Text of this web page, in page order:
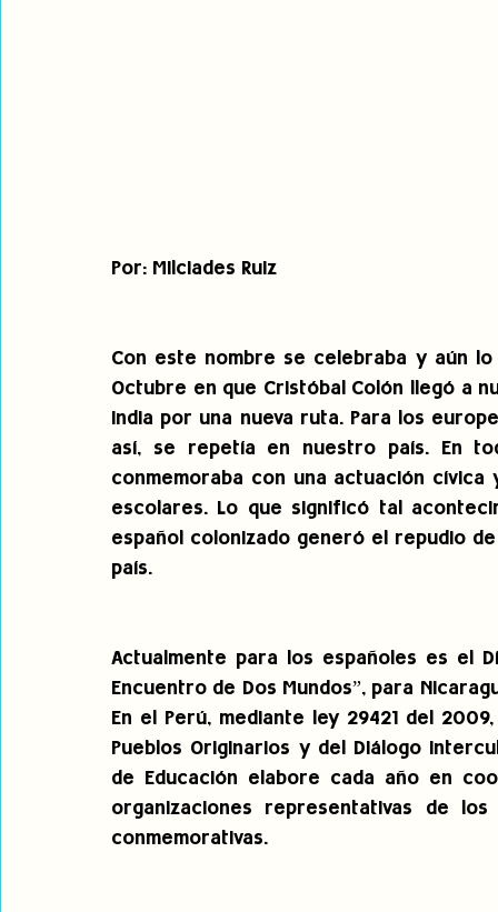
Por: Milciades Ruiz
Con este nombre se celebraba y aún
Octubre en que Cristóbal Colón llegó a
India por una nueva ruta. Para los
así, se repetía en nuestro país. En
conmemoraba con una actuación
escolares. Lo que significó tal
español colonizado generó el repudio
país.
Actualmente para los españoles es el
Encuentro de Dos Mundos”, para
En el Perú, mediante ley 29421 del
Pueblos Originarios y del Diálogo
de Educación elabore cada año en
organizaciones representativas de
conmemorativas.